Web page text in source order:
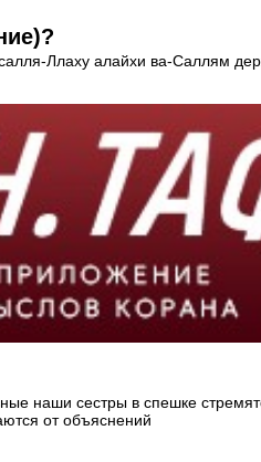
Ллаху алайхи ва-Саллям
наши сестры в спешке
от объяснений